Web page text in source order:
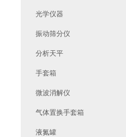
光学仪器
振动筛分仪
分析天平
手套箱
微波消解仪
气体置换手套箱
液氮罐